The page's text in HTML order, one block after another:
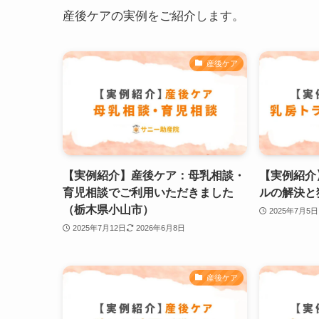
産後ケアの実例をご紹介します。
産後ケア
【実例紹介】産後ケア：母乳相談・
育児相談でご利用いただきました
（栃木県小山市）
2025年7月12日 2026年6月8日
【実例紹
ルの解決
2025年7月5日
産後ケア